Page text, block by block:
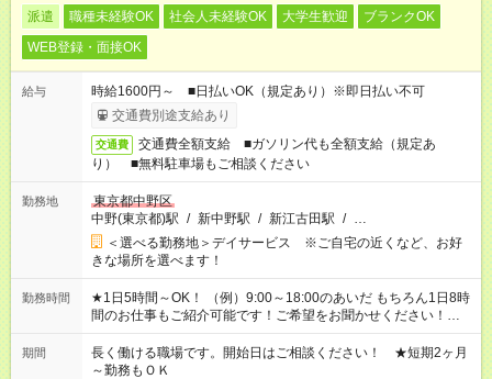
派遣 職種未経験OK 社会人未経験OK 大学生歓迎
ブランクOK
WEB登録・面接OK
給与
時給1600円～ ■日払いOK（規定あり）※即日払い不可
交通費別途支給あり
交通費
交通費全額支給 ■ガソリン代も全額支給（規定あ
り） ■無料駐車場もご相談ください
勤務地
東京都中野区
中野(東京都)駅 / 新中野駅 / 新江古田駅 / …
＜選べる勤務地＞デイサービス ※ご自宅の近くなど、お好
きな場所を選べます！
勤務時間
★1日5時間～OK！ （例）9:00～18:00のあいだ もちろん1日8時
間のお仕事もご紹介可能です！ご希望をお聞かせください！★家
庭の都合でお休みが必要な場合も遠慮なくご相談ください。 ※
週最低15時間以上の勤務が必要です
期間
長く働ける職場です。開始日はご相談ください！ ★短期2ヶ月
～勤務もＯＫ